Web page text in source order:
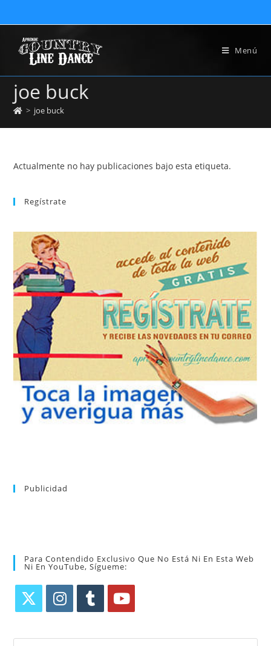
Menú
joe buck
> joe buck
Actualmente no hay publicaciones bajo esta etiqueta.
Regístrate
Tras registrarte tendrás acceso completo a la web. Puedes
consultar el directorio alfabético de vídeos tutoriales y
aprender la coreografía que más te apetezca. Recibirás en tu
correo la newsletter con las novedades tanto en el blog, como
de nuevos bailes. En cualquier momento puedes dar de baja
tu suscripción a la newsletter sin dejar de estar registrado.
REGÍSTRATE
Publicidad
Para Contendido Exclusivo Que No Está Ni En Esta Web
Ni En YouTube, Sígueme: